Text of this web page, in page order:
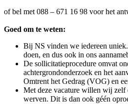
of bel met 088 – 671 16 98 voor het
Goed om te weten:
Bij NS vinden we iedereen
doen, en dus ook in ons
De sollicitatieprocedure omvat
achtergrondonderzoek en het
Omtrent het Gedrag (VOG) en
Met deze vacature willen wij zelf
werven. Dit is dan ook géén